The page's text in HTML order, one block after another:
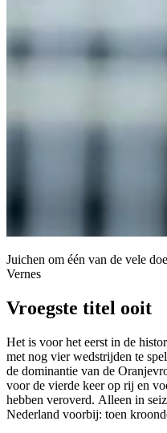
Juichen om één van de vele
Vernes
Vroegste titel ooit
Het is voor het eerst in de
met nog vier wedstrijden te
de dominantie van de
voor de vierde keer op rij en
hebben veroverd. Alleen in
Nederland voorbij: toen